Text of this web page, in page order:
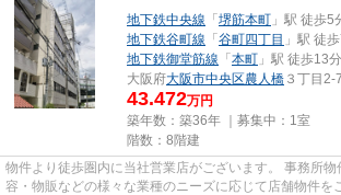
地下鉄中央線 「堺筋本町 」駅 徒歩5
地下鉄谷町線 「谷町四丁目 」駅 徒
地下鉄御堂筋線 「本町 」駅 徒歩13分
大阪府大阪市中央区農人橋 ３丁目2-7
43.472万円
築年数：築36年 ｜募集中： 1室
階数：8階建
物件より徒歩圏内に当社営業店がございます。 事務所
容・物販などの様々な業種のニーズに応じて店舗物件を